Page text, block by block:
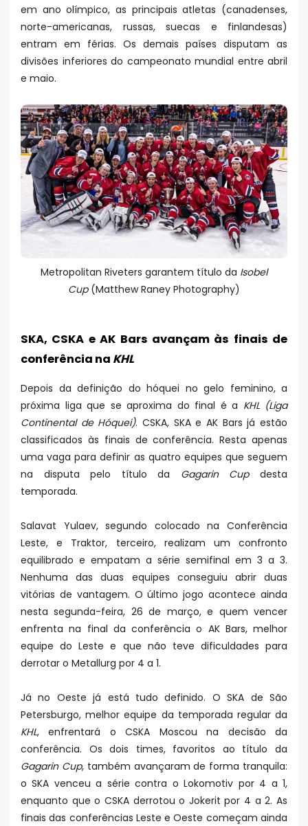
em ano olímpico, as principais atletas (canadenses,
norte-americanas, russas, suecas e finlandesas)
entram em férias. Os demais países disputam as
divisões inferiores do campeonato mundial entre abril
e maio.
Metropolitan Riveters garantem título da Isobel
Cup(Matthew Raney Photography)
SKA, CSKA e AK Bars avançam às finais de
conferência na KHL
Depois da definição do hóquei no gelo feminino, a
próxima liga que se aproxima do final é a KHL (Liga
Continental de Hóquei). CSKA, SKA e AK Bars já estão
classificados às finais de conferência. Resta apenas
uma vaga para definir as quatro equipes que seguem
na disputa pelo título da Gagarin Cupdesta
temporada.
Salavat Yulaev, segundo colocado na Conferência
Leste, e Traktor, terceiro, realizam um confronto
equilibrado e empatam a série semifinal em 3 a 3.
Nenhuma das duas equipes conseguiu abrir duas
vitórias de vantagem. O último jogo acontece ainda
nesta segunda-feira, 26 de março, e quem vencer
enfrenta na final da conferência o AK Bars, melhor
equipe do Leste e que não teve dificuldades para
derrotar o Metallurg por 4 a 1.
Já no Oeste já está tudo definido. O SKA de São
Petersburgo, melhor equipe da temporada regular da
KHL, enfrentará o CSKA Moscou na decisão da
conferência. Os dois times, favoritos ao título da
Gagarin Cup, também avançaram de forma tranquila:
o SKA venceu a série contra o Lokomotiv por 4 a 1,
enquanto que o CSKA derrotou o Jokerit por 4 a 2. As
finais das conferências Leste e Oeste começam ainda